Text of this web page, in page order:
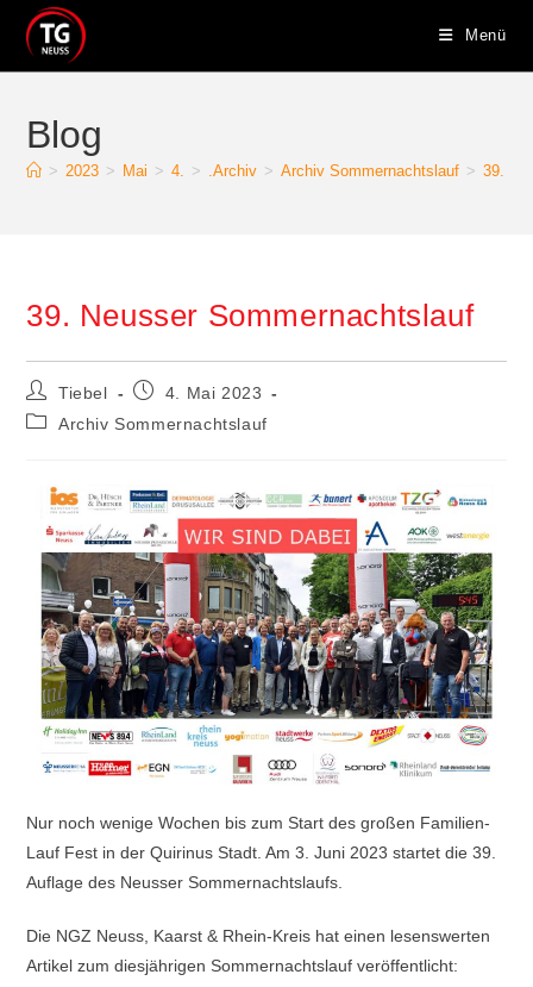
Inhalt
springen
Menü
Blog
> 2023 > Mai > 4. > .Archiv > Archiv Sommernachtslauf > 39.
39. Neusser Sommernachtslauf
Beitrags-
Autor:
Tiebel
Beitrag4. Mai 2023
Beitrags-
Archiv Sommernachtslauf
Nur noch wenige Wochen bis zum Start des großen Familien-
Lauf Fest in der Quirinus Stadt. Am 3. Juni 2023 startet die 39.
Auflage des Neusser Sommernachtslaufs.
Die NGZ Neuss, Kaarst & Rhein-Kreis hat einen lesenswerten
Artikel zum diesjährigen Sommernachtslauf veröffentlicht: